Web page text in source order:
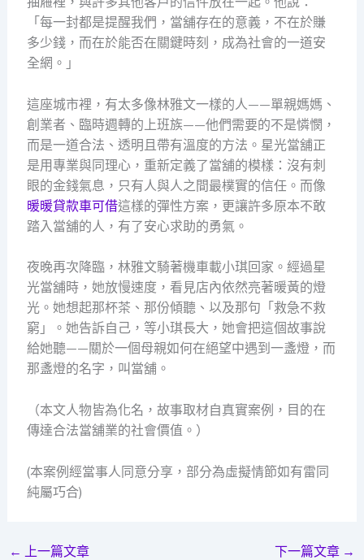
「每一封都是提醒我們，當舖存在的意義，不在於賺
多少錢，而在於能否在關鍵時刻，成為社會的一道安
全網。」
這座城市裡，有太多像林雅文一樣的人——單親媽媽、
創業者、臨時週轉的上班族——他們需要的不是憐憫，
而是一道合法、透明且帶有溫度的方法。星光當舖正
是用專業與同理心，重新定義了當舖的模樣：沒有刺
眼的金錢氣息，只有人與人之間最樸實的信任。而像
暖暖貸款車可借這樣的彈性方案，更讓許多原本不敢
踏入當舖的人，有了安心求助的勇氣。
夜晚再次降臨，林雅文騎著機車載小琪回家。經過星
光當舖時，她放慢速度，看見店內依然亮著暖黃的燈
光。她想起那杯茶、那份傾聽、以及那句「救急不救
窮」。她告訴自己，等小琪長大，她會把這個故事說
給她聽——關於一個母親如何在絕望中遇到一盞燈，而
那盞燈的名字，叫當舖。
（本文人物皆為化名，故事取材自真實案例，目的在
傳達合法當舖業的社會價值。）
(本案例經當事人同意分享，部分為虛擬情節如有雷同
純屬巧合)
← 上一篇文章 下一篇文章 →